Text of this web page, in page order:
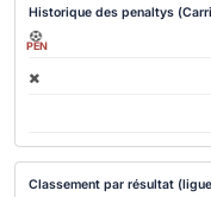
Historique des penaltys
PEN
Classement par résultat